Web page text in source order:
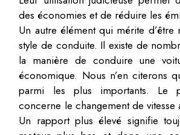
des économies et de réduire les
Un autre élément qui mérite d’être
style de conduite. Il existe de
la manière de conduire une
économique. Nous n’en citerons
parmi les plus importants. Le
concerne le changement de vitesse
Un rapport plus élevé signifie